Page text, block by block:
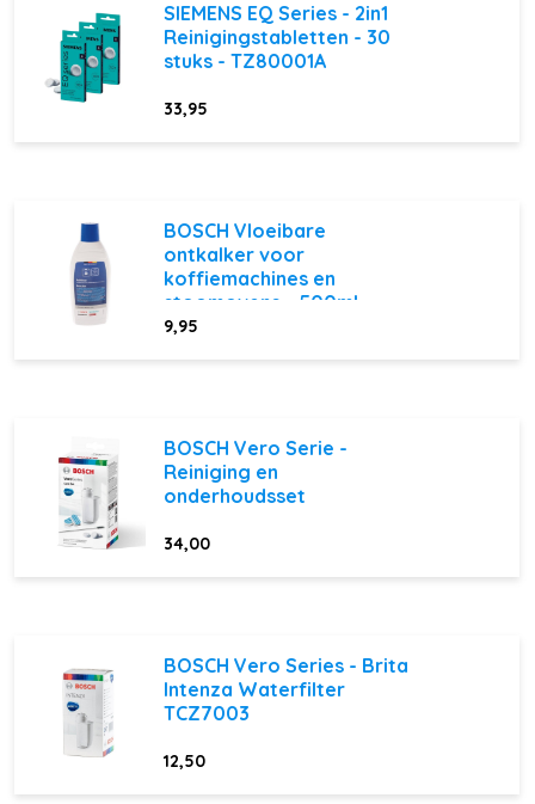
SIEMENS EQ Series - 2in1
Reinigingstabletten - 30
stuks - TZ80001A
33,95
BOSCH Vloeibare
ontkalker voor
koffiemachines en
stoomovens - 500ml
9,95
BOSCH Vero Serie -
Reiniging en
onderhoudsset
34,00
BOSCH Vero Series - Brita
Intenza Waterfilter
TCZ7003
12,50